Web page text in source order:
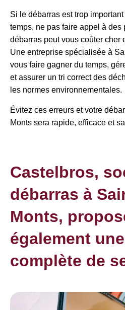
Si le débarras est trop
temps, ne pas faire appel à des
débarras peut vous coûter cher
Une entreprise spécialisée à
vous faire gagner du temps,
et assurer un tri correct des
les normes environnementales.
Évitez ces erreurs et votre
Monts sera rapide, efficace et
Castelbros,
débarras à
Monts,
également
complète de